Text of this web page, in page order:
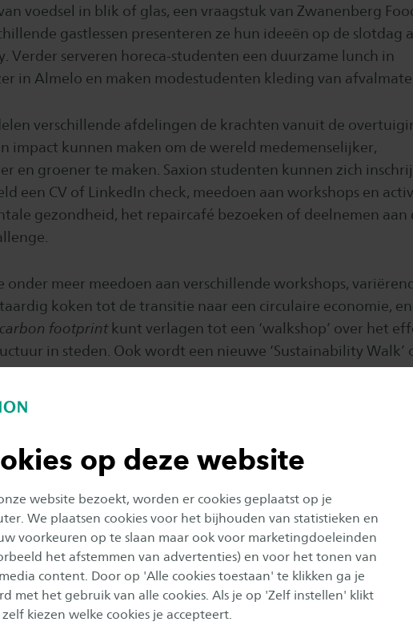
op deze website
website bezoekt, worden er cookies geplaatst op je
We plaatsen cookies voor het bijhouden van statistieken en
voorkeuren op te slaan maar ook voor marketingdoeleinden
het afstemmen van advertenties) en voor het tonen van
content. Door op 'Alle cookies toestaan' te klikken ga je
met het gebruik van alle cookies. Als je op 'Zelf instellen' klikt
kiezen welke cookies je accepteert.
voedsel in blik of glas, een vraagstuk van Zwanenberg
gastlessen presenteren ze hun ideeën op de slotdag
Verder serveren horeca-studenten een duurzame lunch in
in Almelo en maken modestudenten kleding van
verschillende afdelingen de krachten vanuit de
impact kunnen maken om de wereld medemenselijker,
en groener te maken. Saxion studenten kunnen zich
een CV of LinkedIn check, meedoen aan workshops en
gezondheid, het repaircafé bezoeken of deelnemen aan
onder meer meedoen aan verschillende workshops,
koken tot de transitie naar een circulaire economie, en
carbon footprint kunt verlagen tot een ‘walkshop’ over het
in steden. Ook wordt een nieuwe ‘Sustainability Walk’
kun je samen met een expert je fiets repareren en is
is te vinden op
Voor dit element zijn cookies nodig